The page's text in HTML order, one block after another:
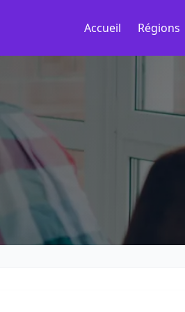
Accueil Régions